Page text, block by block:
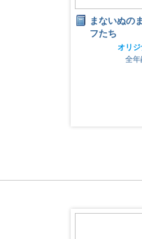
まないぬの
フたち
オリ
全年